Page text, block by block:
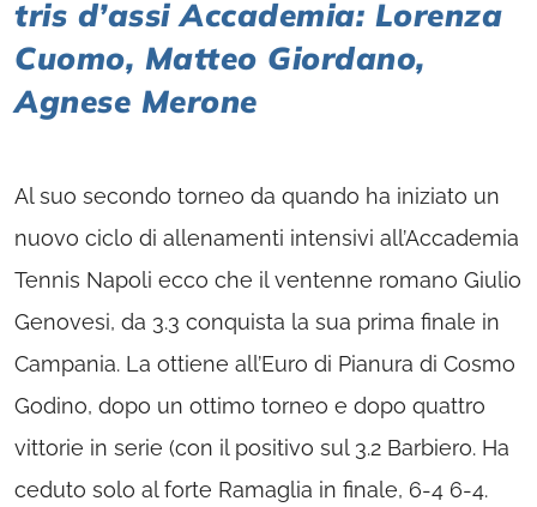
tris d’assi Accademia: Lorenza
Cuomo, Matteo Giordano,
Agnese Merone
Al suo secondo torneo da quando ha iniziato un
nuovo ciclo di allenamenti intensivi all’Accademia
Tennis Napoli ecco che il ventenne romano Giulio
Genovesi, da 3.3 conquista la sua prima finale in
Campania. La ottiene all’Euro di Pianura di Cosmo
Godino, dopo un ottimo torneo e dopo quattro
vittorie in serie (con il positivo sul 3.2 Barbiero. Ha
ceduto solo al forte Ramaglia in finale, 6-4 6-4.